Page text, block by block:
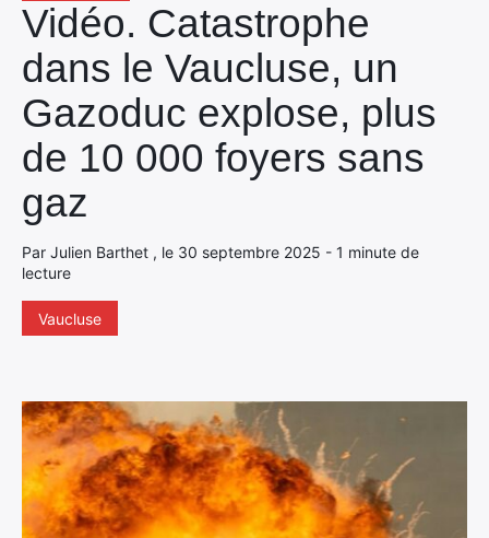
Vidéo. Catastrophe
dans le Vaucluse, un
Gazoduc explose, plus
de 10 000 foyers sans
gaz
Par Julien Barthet , le 30 septembre 2025 - 1 minute de
lecture
Vaucluse